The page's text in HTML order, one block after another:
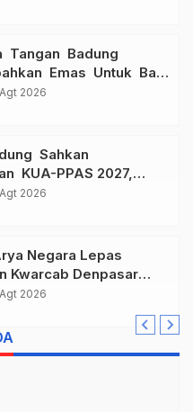
Tangan Badung
Emas Untuk Bali
Jawa Tengah Di
2026
Sahkan
KUA-PPAS 2027,
Tembus Lebih Dari
2026
Negara Lepas
Kwarcab Denpasar
Nasional XII
2026